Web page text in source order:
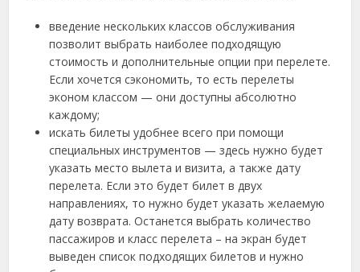
введение нескольких классов обслуживания
позволит выбрать наиболее подходящую
стоимость и дополнительные опции при перелете.
Если хочется сэкономить, то есть перелеты
эконом классом — они доступны абсолютно
каждому;
искать билеты удобнее всего при помощи
специальных инструментов — здесь нужно будет
указать место вылета и визита, а также дату
перелета. Если это будет билет в двух
направлениях, то нужно будет указать желаемую
дату возврата. Останется выбрать количество
пассажиров и класс перелета – на экран будет
выведен список подходящих билетов и нужно